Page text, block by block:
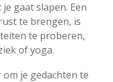
gaat slapen. Een
te brengen, is
te proberen,
of yoga.
je gedachten te